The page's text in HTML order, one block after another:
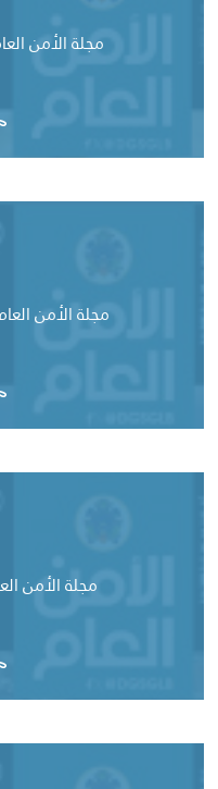
مجلة الأمن العام عدد
مجلة الأمن العام عدد 153
مجلة الأمن العام عدد